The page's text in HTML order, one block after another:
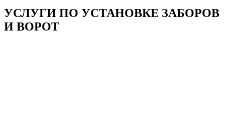
УСЛУГИ ПО УСТАНОВКЕ ЗАБОРОВ
И ВОРОТ